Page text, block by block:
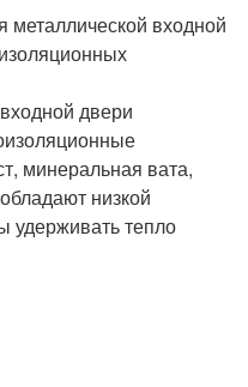
входной
двери
минеральная вата,
низкой
удерживать тепло